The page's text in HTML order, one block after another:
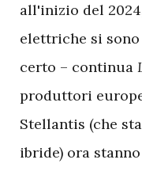
all'inizio del
elettriche si sono
certo – continua
produttori
Stellantis (che
ibride) ora